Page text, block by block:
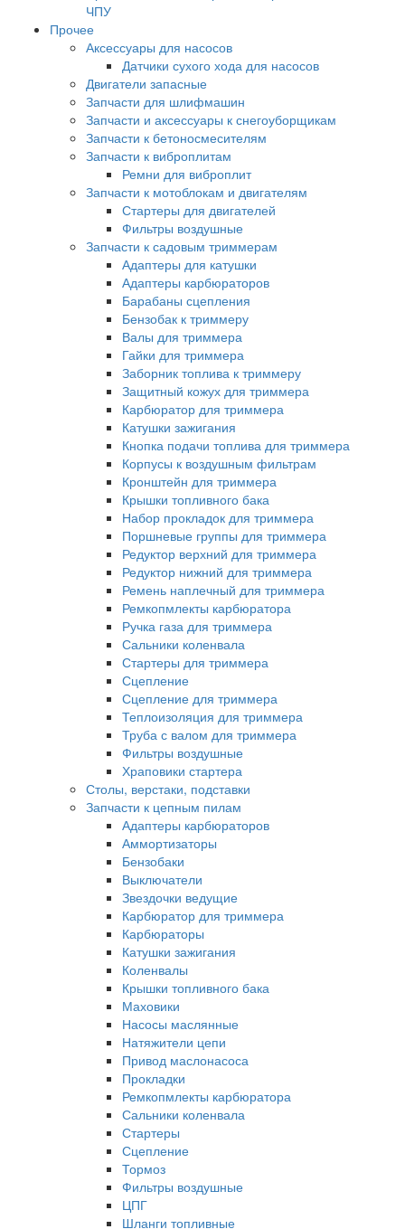
ЧПУ
Прочее
Аксессуары для насосов
Датчики сухого хода для насосов
Двигатели запасные
Запчасти для шлифмашин
Запчасти и аксессуары к снегоуборщикам
Запчасти к бетоносмесителям
Запчасти к виброплитам
Ремни для виброплит
Запчасти к мотоблокам и двигателям
Стартеры для двигателей
Фильтры воздушные
Запчасти к садовым триммерам
Адаптеры для катушки
Адаптеры карбюраторов
Барабаны сцепления
Бензобак к триммеру
Валы для триммера
Гайки для триммера
Заборник топлива к триммеру
Защитный кожух для триммера
Карбюратор для триммера
Катушки зажигания
Кнопка подачи топлива для триммера
Корпусы к воздушным фильтрам
Кронштейн для триммера
Крышки топливного бака
Набор прокладок для триммера
Поршневые группы для триммера
Редуктор верхний для триммера
Редуктор нижний для триммера
Ремень наплечный для триммера
Ремкопмлекты карбюратора
Ручка газа для триммера
Сальники коленвала
Стартеры для триммера
Сцепление
Сцепление для триммера
Теплоизоляция для триммера
Труба с валом для триммера
Фильтры воздушные
Храповики стартера
Столы, верстаки, подставки
Запчасти к цепным пилам
Адаптеры карбюраторов
Аммортизаторы
Бензобаки
Выключатели
Звездочки ведущие
Карбюратор для триммера
Карбюраторы
Катушки зажигания
Коленвалы
Крышки топливного бака
Маховики
Насосы маслянные
Натяжители цепи
Привод маслонасоса
Прокладки
Ремкопмлекты карбюратора
Сальники коленвала
Стартеры
Сцепление
Тормоз
Фильтры воздушные
ЦПГ
Шланги топливные